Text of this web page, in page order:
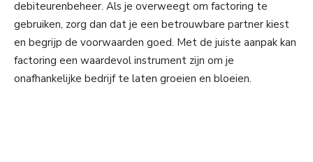
debiteurenbeheer. Als je overweegt om factoring te
gebruiken, zorg dan dat je een betrouwbare partner kiest
en begrijp de voorwaarden goed. Met de juiste aanpak kan
factoring een waardevol instrument zijn om je
onafhankelijke bedrijf te laten groeien en bloeien.